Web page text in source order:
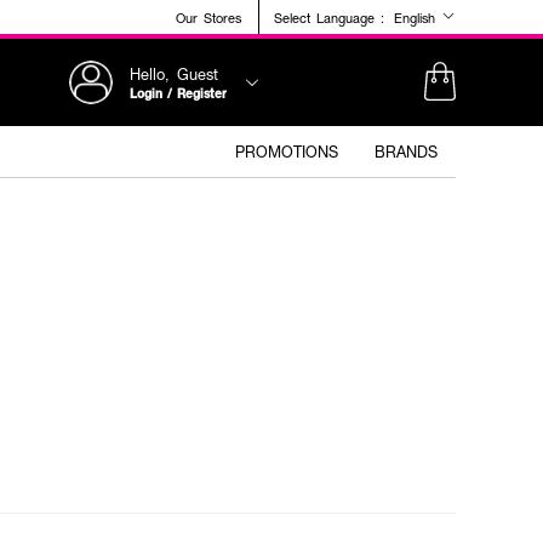
Our Stores Select Language : English
Hello, Guest
Login / Register
PROMOTIONS BRANDS